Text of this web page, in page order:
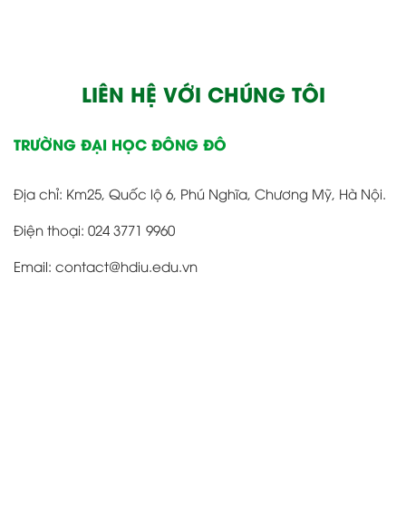
LIÊN HỆ VỚI CHÚNG TÔI
TRƯỜNG ĐẠI HỌC ĐÔNG ĐÔ
Địa chỉ: Km25, Quốc lộ 6, Phú Nghĩa, Chương Mỹ, Hà Nội.
Điện thoại: 024 3771 9960
Email: contact@hdiu.edu.vn